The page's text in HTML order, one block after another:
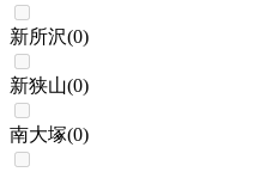
新所沢(0)
新狭山(0)
南大塚(0)